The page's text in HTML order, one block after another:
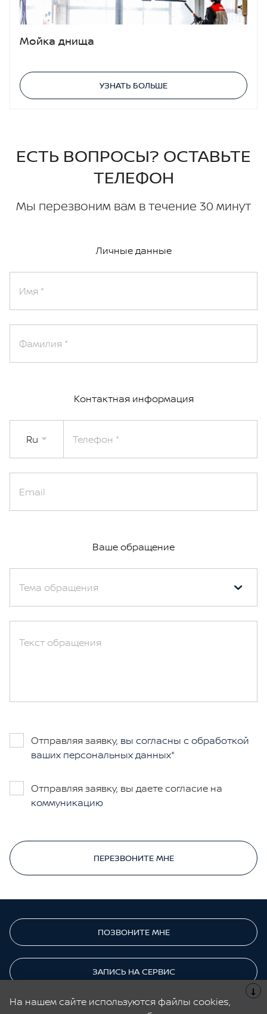
Мойка днища
УЗНАТЬ БОЛЬШЕ
ЕСТЬ ВОПРОСЫ? ОСТАВЬТЕ
ТЕЛЕФОН
Мы перезвоним вам в течение 30 минут
Личные данные
Имя
Фамилия
Контактная информация
Ru Телефон
Email
Ваше обращение
Тема обращения
Текст обращения
Отправляя заявку, вы согласны с обработкой
ваших персональных данных
Отправляя заявку, вы даете согласие на
коммуникацию
ПЕРЕЗВОНИТЕ МНЕ
ПОЗВОНИТЕ МНЕ
ЗАПИСЬ НА СЕРВИС
На нашем сайте используются файлы cookies,